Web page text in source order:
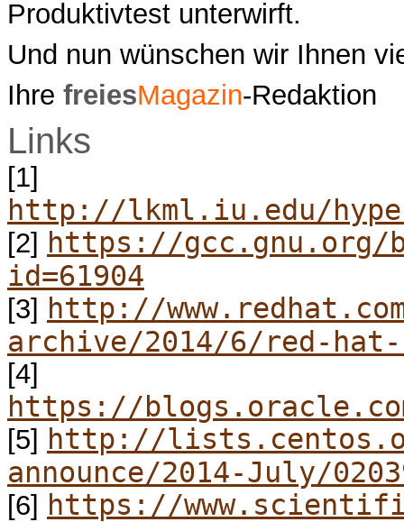
Produktivtest unterwirft.
Und nun wünschen wir Ihnen
Ihre freiesMagazin-Redaktion
Links
[1]
http://lkml.iu.edu/
[2] https://gcc.gnu.org/
id=61904
[3] http://
archive/2014/6/red-
[4]
https://
[5] http://
announce/2014-July/
[6] https://